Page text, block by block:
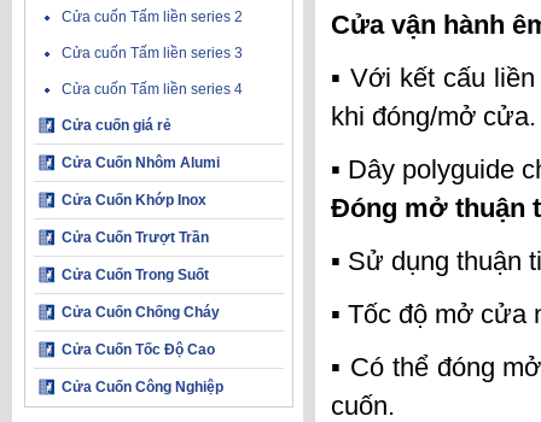
Cửa cuốn Tấm liền series 2
Cửa cuốn Tấm liền series 3
Cửa cuốn Tấm liền series 4
Cửa cuốn giá rẻ
Cửa Cuốn Nhôm Alumi
Cửa Cuốn Khớp Inox
Cửa Cuốn Trượt Trần
Cửa Cuốn Trong Suốt
Cửa Cuốn Chống Cháy
Cửa Cuốn Tốc Độ Cao
Cửa Cuốn Công Nghiệp
Cửa vận hành
▪ Với kết cấu
khi đóng/mở cửa.
▪ Dây polyguide
Đóng mở thuận
▪ Sử dụng thuận
▪ Tốc độ mở cửa
▪ Có thể đóng
cuốn.